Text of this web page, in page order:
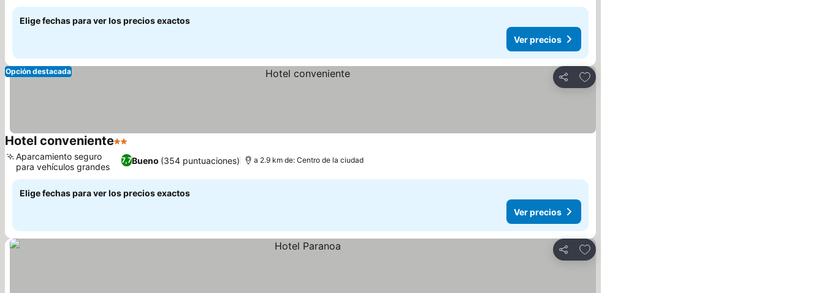
Elige fechas para ver los precios exactos
Ver precios
Compartir
Agregar a favoritos
Opción destacada
Hotel conveniente2 Estrellas
7,7Bueno (354 puntuaciones)
Aparcamiento seguro
para vehículos grandes
a 2.9 km de: Centro de la ciudad
Elige fechas para ver los precios exactos
Ver precios
Compartir
Agregar a favoritos